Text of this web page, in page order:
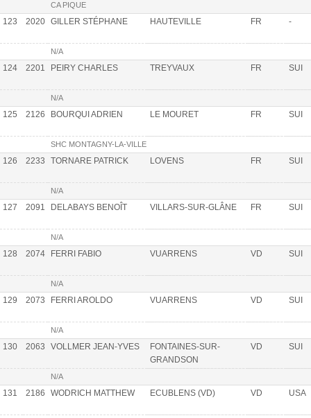
CA PIQUE
123 2020 GILLER STÉPHANE HAUTEVILLE FR -
N/A
124 2201 PEIRY CHARLES TREYVAUX FR SUI
N/A
125 2126 BOURQUI ADRIEN LE MOURET FR SUI
SHC MONTAGNY-LA-VILLE
126 2233 TORNARE PATRICK LOVENS FR SUI
N/A
127 2091 DELABAYS BENOÎT VILLARS-SUR-GLÂNE FR SUI
N/A
128 2074 FERRI FABIO VUARRENS VD SUI
N/A
129 2073 FERRI AROLDO VUARRENS VD SUI
N/A
130 2063 VOLLMER JEAN-YVES
FONTAINES-SUR-
GRANDSON
VD SUI
N/A
131 2186 WODRICH MATTHEW ECUBLENS (VD) VD USA